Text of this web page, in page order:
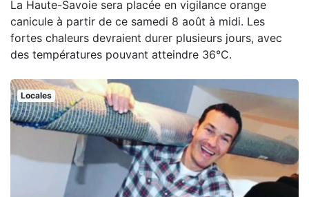
La Haute-Savoie sera placée en vigilance orange
canicule à partir de ce samedi 8 août à midi. Les
fortes chaleurs devraient durer plusieurs jours, avec
des températures pouvant atteindre 36°C.
Locales